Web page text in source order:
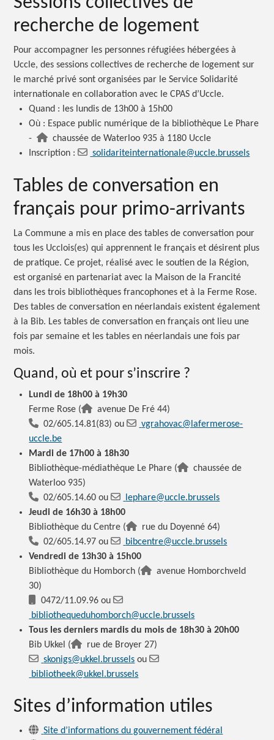
recherche de logement
Pour accompagner les personnes réfugiées hébergées à
Uccle, des sessions collectives de recherche de logement sur
le marché privé sont organisées par le Service Solidarité
internationale en collaboration avec le CPAS d’Uccle.
Quand : les lundis de 13h00 à 15h00
Où : Espace public numérique de la bibliothèque Le Phare
-
chaussée de Waterloo 935 à 1180 Uccle
Inscription :
solidariteinternationale@uccle.brussels
Tables de conversation en
français pour primo-arrivants
La Commune a mis en place des tables de conversation pour
tous les Ucclois(es) qui apprennent le français et désirent plus
de pratique. Ce projet, réalisé avec le soutien de la Région,
est organisé en partenariat avec la Maison de la Francité
dans les trois bibliothèques francophones et à la Ferme Rose.
Des tables de conversation en néerlandais existent également
à la Bib. Les tables de conversation en français ont lieu une
fois par semaine et les tables en néerlandais une fois par
mois.
Quand, où et pour s’inscrire ?
Lundi de 18h00 à 19h30
Ferme Rose (
avenue De Fré 44)
02/605.14.81(83) ou
vgrahovac@lafermerose-
uccle.be
Mardi de 17h00 à 18h30
Bibliothèque-médiathèque Le Phare (
chaussée de
Waterloo 935)
02/605.14.60 ou
lephare@uccle.brussels
Jeudi de 16h30 à 18h00
Bibliothèque du Centre (
rue du Doyenné 64)
02/605.14.97 ou
bibcentre@uccle.brussels
Vendredi de 13h30 à 15h00
Bibliothèque du Homborch (
avenue Homborchveld
30)
0472/11.09.96 ou
bibliothequeduhomborch@uccle.brussels
Tous les derniers mardis du mois de 18h30 à 20h00
Bib Ukkel (
rue de Broyer 27)
skonigs@ukkel.brussels ou
bibliotheek@ukkel.brussels
Sites d’information utiles
Site d’informations du gouvernement fédéral